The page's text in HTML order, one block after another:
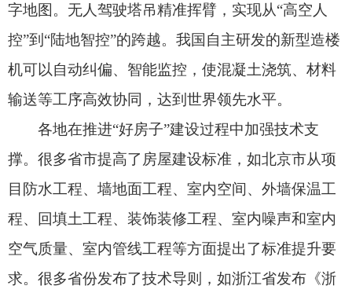
布局、功能、性能和关键技术措施等方面提出技术
指导方案。湖北省发布《湖北省老房子改“好房
子”建设指引》，重点针对设备更新、管路更新、智
开展科技攻关和加强新技术推广应用是强化“好
房子”科技赋能的重要手段。比如，江西省针对群众
反映强烈的住宅隔声、房屋渗水、墙面空鼓等常见
问题，共立项课题62项，大力推动“好房子”科技攻
关。福建省聚焦保温隔热、隔声降噪处理、串味反
推广应用的地域适宜技术。江苏省发布《改善型住
宅重点推广应用新技术》（第一批），推广技术涵